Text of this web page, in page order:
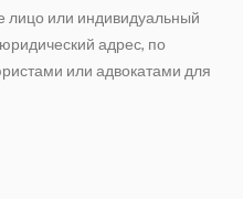
лицо или индивидуальный
адрес, по
или адвокатами для